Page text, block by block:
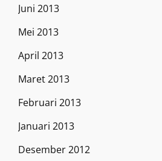
Juni 2013
Mei 2013
April 2013
Maret 2013
Februari 2013
Januari 2013
Desember 2012